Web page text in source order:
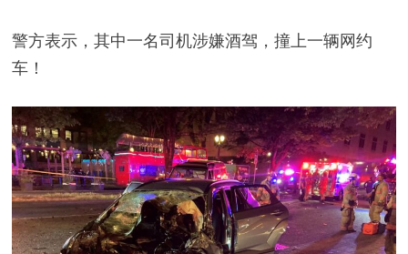
警方表示，其中一名司机涉嫌酒驾，撞上一辆网约
车！